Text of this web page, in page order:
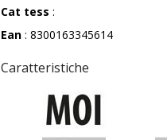
Cat tess :
Ean : 8300163345614
Caratteristiche